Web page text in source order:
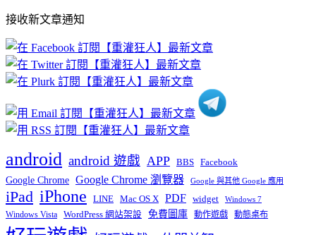
文
章
分
類
接收新文章通知
android android 遊戲 APP BBS Facebook
Google Chrome Google Chrome 瀏覽器 Google 與其他 Google 應用
iPad iPhone LINE Mac OS X PDF widget Windows 7
Windows Vista WordPress 網站架設 免費圖庫 動作遊戲 動態桌布